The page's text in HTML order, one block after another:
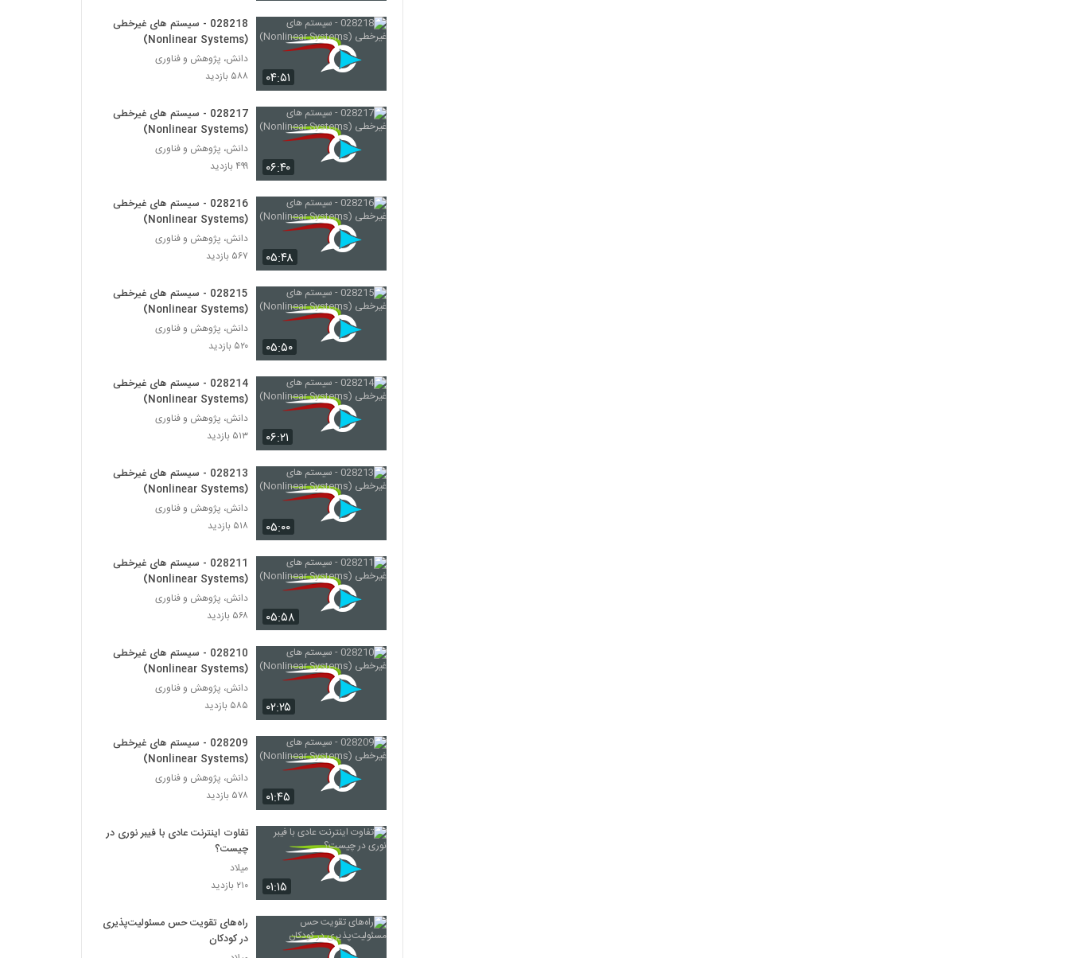
028223 - مدیریت زیست محیطی
(Environmental Management)
۵۳۱ بازدید
028224 - مدیریت زیست محیطی
۵۲۰ بازدید
028225 - مدیریت زیست محیطی
(Environmental Management)
۴۸۵ بازدید
028226 - مدیریت زیست محیطی
(Environmental Management)
(Environmental Management)
۴۴۳ بازدید
028228 - مدیریت زیست محیطی
(Environmental Management)
028229 - مدیریت زیست محیطی
۴۷۴ بازدید
028230 - مدیریت زیست محیطی
(Environmental Management)
۵۰۹ بازدید
028231 - مدیریت زیست محیطی
(Environmental Management)
۵۷۷ بازدید
028232 - مدیریت زیست محیطی
(Environmental Management)
۵۶۱ بازدید
028233 - مدیریت زیست محیطی
(Environmental Management)
۴۷۷ بازدید
028234 - سیستم های مهندسی شده پیچیده
(Complex Engineered Systems)
۵۵۹ بازدید
028235 - سیستم های مهندسی شده پیچیده
(Complex Engineered Systems)
۵۶۲ بازدید
028236 - سیستم های مهندسی شده پیچیده
۵۲۳ بازدید
028237 - سیستم های مهندسی شده پیچیده
(Complex Engineered Systems)
۰۴:۵۱
028218 - سیستم های غیرخطی
(Nonlinear Systems)
دانش، پژوهش و فناوری
۵۸۸ بازدید
۰۶:۴۰
028217 - سیستم های غیرخطی
(Nonlinear Systems)
دانش، پژوهش و فناوری
۴۹۹ بازدید
۰۵:۴۸
028216 - سیستم های غیرخطی
(Nonlinear Systems)
دانش، پژوهش و فناوری
۵۶۷ بازدید
۰۵:۵۰
028215 - سیستم های غیرخطی
(Nonlinear Systems)
دانش، پژوهش و فناوری
۵۲۰ بازدید
۰۶:۲۱
028214 - سیستم های غیرخطی
(Nonlinear Systems)
دانش، پژوهش و فناوری
۵۱۳ بازدید
۰۵:۰۰
028213 - سیستم های غیرخطی
(Nonlinear Systems)
دانش، پژوهش و فناوری
۵۱۸ بازدید
۰۵:۵۸
028211 - سیستم های غیرخطی
(Nonlinear Systems)
دانش، پژوهش و فناوری
۵۶۸ بازدید
۰۲:۲۵
028210 - سیستم های غیرخطی
(Nonlinear Systems)
دانش، پژوهش و فناوری
۵۸۵ بازدید
۰۱:۴۵
028209 - سیستم های غیرخطی
(Nonlinear Systems)
دانش، پژوهش و فناوری
۵۷۸ بازدید
۰۱:۱۵
تفاوت اینترنت عادی با فیبر نوری در
چیست؟
میلاد
۲۱۰ بازدید
راه‌های تقویت حس مسئولیت‌پذیری
در کودکان